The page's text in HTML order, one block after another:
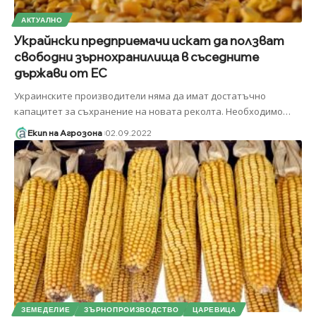
АКТУАЛНО
Украйнски предприемачи искат да ползват
свободни зърнохранилища в съседните
държави от ЕС
Украинските производители няма да имат достатъчно
капацитет за съхранение на новата реколта. Необходимо…
Екип на Агрозона 02.09.2022
ЗЕМЕДЕЛИЕ ЗЪРНОПРОИЗВОДСТВО ЦАРЕВИЦА